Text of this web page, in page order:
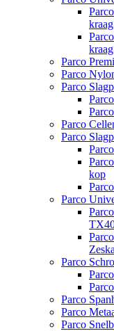
kraag
kraag
Parco
Parco
Parco
Parco
Parco
kop
Parco
Parco
Parco
Parco
Parco